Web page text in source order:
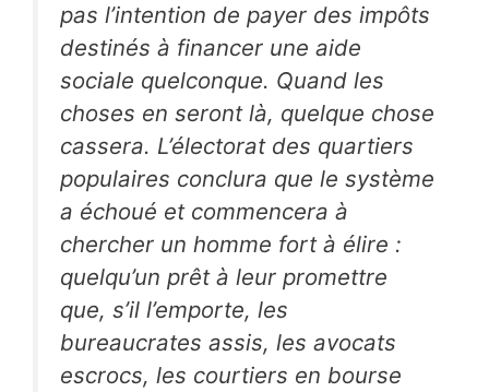
pas l’intention de payer des impôts
destinés à financer une aide
sociale quelconque. Quand les
choses en seront là, quelque chose
cassera. L’électorat des quartiers
populaires conclura que le système
a échoué et commencera à
chercher un homme fort à élire :
quelqu’un prêt à leur promettre
que, s’il l’emporte, les
bureaucrates assis, les avocats
escrocs, les courtiers en bourse